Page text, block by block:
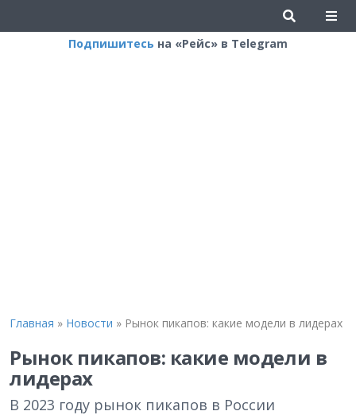
Подпишитесь на «Рейс» в Telegram
Главная » Новости » Рынок пикапов: какие модели в лидерах
Рынок пикапов: какие модели в
лидерах
В 2023 году рынок пикапов в России